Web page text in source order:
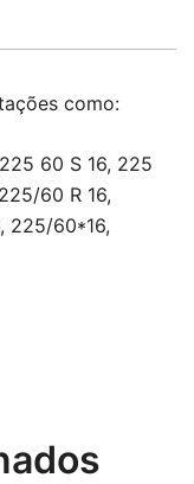
como:
60 S 16, 225
60 R 16,
225/60*16,